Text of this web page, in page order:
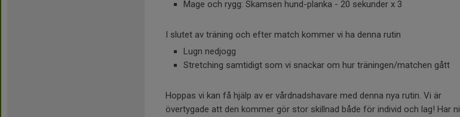
Mage och rygg: Skamsen hund-planka - 20 sekunder x 3
I slutet av träning och efter match kommer vi ha denna rutin
Lugn nedjogg
Stretching samtidigt som vi snackar om hur träningen/matchen gått
Hoppas vi kan få hjälp av er vårdnadshavare med denna nya rutin. Vi är
övertygade att den kommer gör stor skillnad både för individ och lag! Har ni